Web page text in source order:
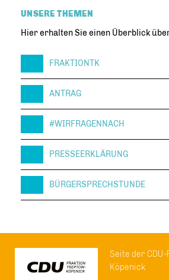
UNSERE THEMEN
Hier erhalten Sie einen Überblick
FRAKTIONTK
ANTRAG
#WIRFRAGENNACH
PRESSEERKLÄRUNG
BÜRGERSPRECHSTUNDE
Seite der
Köpenick